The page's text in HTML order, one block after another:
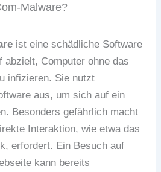
Malware?
ist eine schädliche Software
abzielt, Computer ohne das
infizieren. Sie nutzt
aus, um sich auf ein
Besonders gefährlich macht
Interaktion, wie etwa das
erfordert. Ein Besuch auf
kann bereits